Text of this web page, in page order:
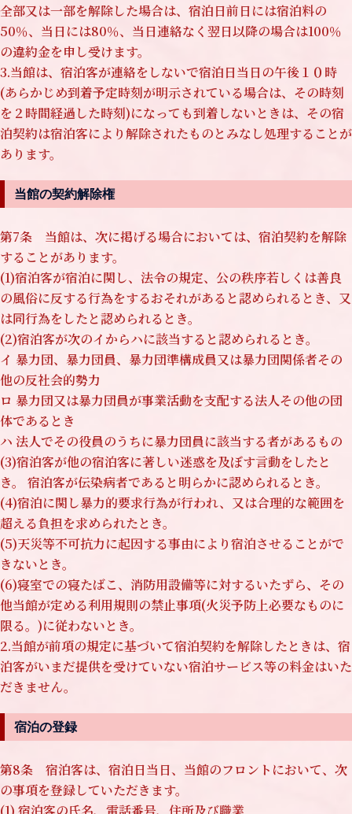
全部又は一部を解除した場合は、宿泊日前日には宿泊料の
50％、当日には80％、当日連絡なく翌日以降の場合は100％
の違約金を申し受けます。
3.当館は、宿泊客が連絡をしないで宿泊日当日の午後１０時
(あらかじめ到着予定時刻が明示されている場合は、その時刻
を２時間経過した時刻)になっても到着しないときは、その宿
泊契約は宿泊客により解除されたものとみなし処理することが
あります。
当館の契約解除権
第7条 当館は、次に掲げる場合においては、宿泊契約を解除
することがあります。
(1)宿泊客が宿泊に関し、法令の規定、公の秩序若しくは善良
の風俗に反する行為をするおそれがあると認められるとき、又
は同行為をしたと認められるとき。
(2)宿泊客が次のイからハに該当すると認められるとき。
イ 暴力団、暴力団員、暴力団準構成員又は暴力団関係者その
他の反社会的勢力
ロ 暴力団又は暴力団員が事業活動を支配する法人その他の団
体であるとき
ハ 法人でその役員のうちに暴力団員に該当する者があるもの
(3)宿泊客が他の宿泊客に著しい迷惑を及ぼす言動をしたと
き。 宿泊客が伝染病者であると明らかに認められるとき。
(4)宿泊に関し暴力的要求行為が行われ、又は合理的な範囲を
超える負担を求められたとき。
(5)天災等不可抗力に起因する事由により宿泊させることがで
きないとき。
(6)寝室での寝たばこ、消防用設備等に対するいたずら、その
他当館が定める利用規則の禁止事項(火災予防上必要なものに
限る。)に従わないとき。
2.当館が前項の規定に基づいて宿泊契約を解除したときは、宿
泊客がいまだ提供を受けていない宿泊サービス等の料金はいた
だきません。
宿泊の登録
第8条 宿泊客は、宿泊日当日、当館のフロントにおいて、次
の事項を登録していただきます。